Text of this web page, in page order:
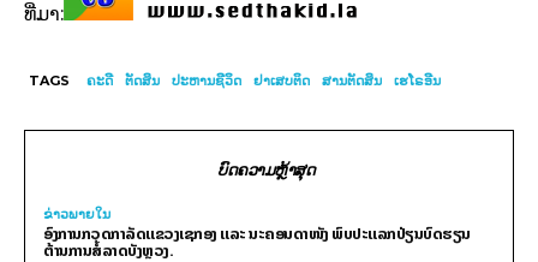
ທີ່ມາ:
TAGS ຄະດີ ຕັດສິນ ປະຫານຊີວິດ ຢາເສບຕິດ ສານຕັດສິນ ເຮໂຣອີນ
ບົດຄວາມຫຼ້າສຸດ
ຂ່າວພາຍ​ໃນ
ອົງການກວດກາລັດແຂວງເຊກອງ ແລະ ນະຄອນດາໜັງ ພົບປະແລກປ່ຽນບົດຮຽນ
ຕ້ານການສໍ້ລາດບັງຫຼວງ.